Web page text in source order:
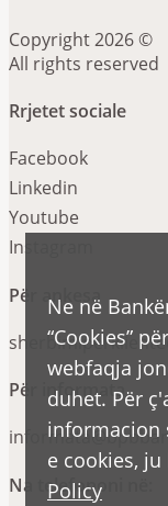
Copyright 2026 ©
All rights reserved
Rrjetet sociale
Facebook
Linkedin
Youtube
Instagram
Për ankesa
Për informata
Na telefononi në:
Ne në
“Cookies”
webfaqja
duhet. Për
informacion
e cookies,
Policy